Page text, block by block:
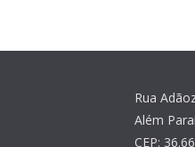
Rua
Além
CEP: